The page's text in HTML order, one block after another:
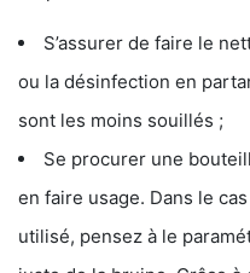
S’assurer de faire le
ou la désinfection en
sont les moins souillés ;
Se procurer une
en faire usage. Dans le
utilisé, pensez à le